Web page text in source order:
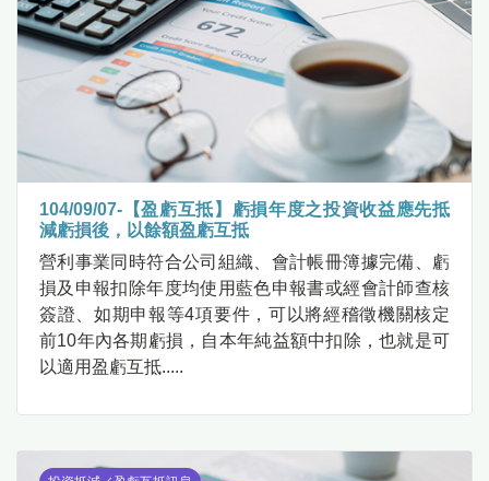
104/09/07-【盈虧互抵】虧損年度之投資收益應先抵
減虧損後，以餘額盈虧互抵
營利事業同時符合公司組織、會計帳冊簿據完備、虧
損及申報扣除年度均使用藍色申報書或經會計師查核
簽證、如期申報等4項要件，可以將經稽徵機關核定
前10年內各期虧損，自本年純益額中扣除，也就是可
以適用盈虧互抵.....